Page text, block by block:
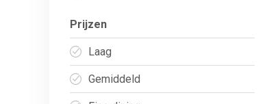
Prijzen
Laag
Gemiddeld